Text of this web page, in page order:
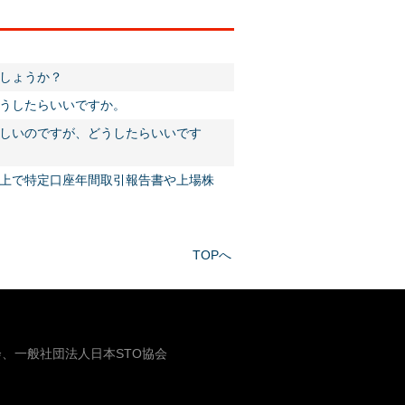
ょうか？
したらいいですか。
いのですが、どうしたらいいです
で特定口座年間取引報告書や上場株
TOPへ
一般社団法人日本STO協会